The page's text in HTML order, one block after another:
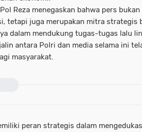
Reza menegaskan bahwa pers
tetapi juga merupakan mitra strategis
dalam mendukung tugas-tugas lalu
antara Polri dan media selama ini
masyarakat.
peran strategis dalam